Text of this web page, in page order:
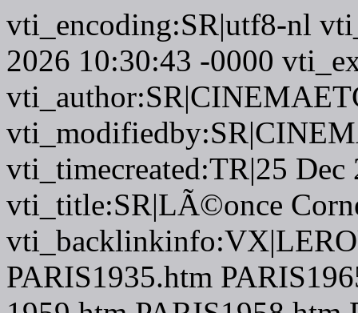
vti_encoding:SR|utf8-nl
2026 10:30:43 -0000
vti_timecreated:TR|25
vti_title:SR|LÃ©once
PARIS1935.htm